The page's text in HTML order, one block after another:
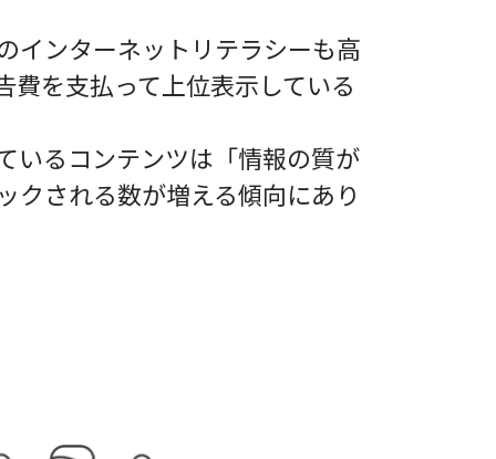
インターネットリテラシーも高
費を支払って上位表示している
いるコンテンツは「情報の質が
クされる数が増える傾向にあり